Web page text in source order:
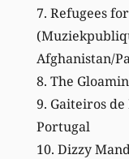
7. Refugees
Afghanistan/
8. The
9. Gaiteiros
Portugal
10. Dizzy